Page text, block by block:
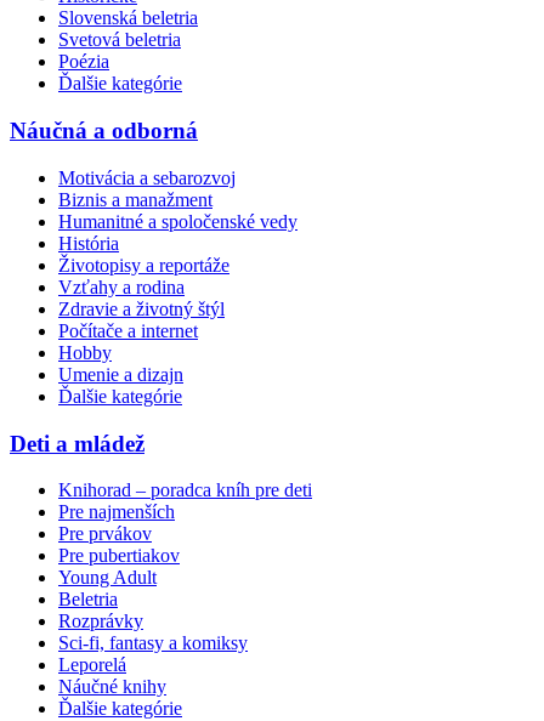
Slovenská beletria
Svetová beletria
Poézia
Ďalšie kategórie
Náučná a odborná
Motivácia a sebarozvoj
Biznis a manažment
Humanitné a spoločenské vedy
História
Životopisy a reportáže
Vzťahy a rodina
Zdravie a životný štýl
Počítače a internet
Hobby
Umenie a dizajn
Ďalšie kategórie
Deti a mládež
Knihorad – poradca kníh pre deti
Pre najmenších
Pre prvákov
Pre pubertiakov
Young Adult
Beletria
Rozprávky
Sci-fi, fantasy a komiksy
Leporelá
Náučné knihy
Ďalšie kategórie